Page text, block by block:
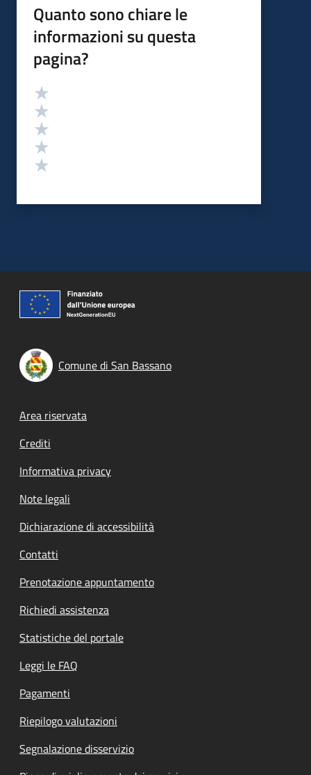
Quanto sono chiare le
informazioni su questa
pagina?
Valutazione
Comune di San Bassano
Footer menu
Area riservata
Crediti
Informativa privacy
Note legali
Dichiarazione di accessibilità
Contatti
Prenotazione appuntamento
Richiedi assistenza
Statistiche del portale
Leggi le FAQ
Pagamenti
Riepilogo valutazioni
Segnalazione disservizio